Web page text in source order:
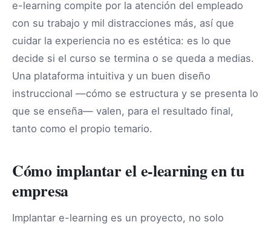
e-learning compite por la atención del empleado
con su trabajo y mil distracciones más, así que
cuidar la experiencia no es estética: es lo que
decide si el curso se termina o se queda a medias.
Una plataforma intuitiva y un buen diseño
instruccional —cómo se estructura y se presenta lo
que se enseña— valen, para el resultado final,
tanto como el propio temario.
Cómo implantar el e-learning en tu
empresa
Implantar e-learning es un proyecto, no solo